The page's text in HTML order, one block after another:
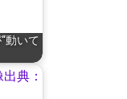
動いて